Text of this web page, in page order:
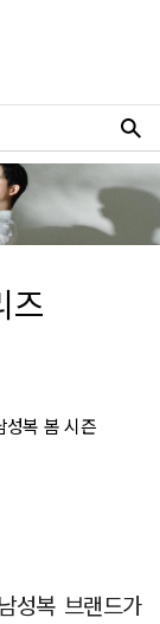
즈
성복 봄 시즌
성복 브랜드가